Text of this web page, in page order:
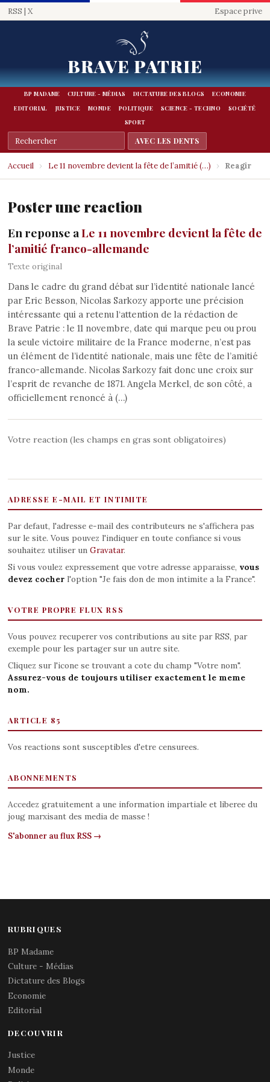
RSS | X Espace prive
BRAVE PATRIE
BP MADAME CULTURE - MÉDIAS DICTATURE DES BLOGS
ECONOMIE
EDITORIAL
JUSTICE MONDE POLITIQUE SCIENCE - TECHNO
SOCIÉTÉ
SPORT
Accueil › Le 11 novembre devient la fête de l’amitié (…) › Reagir
Poster une reaction
En reponse aLe 11 novembre devient la fête de
l’amitié franco-allemande
Texte original
Dans le cadre du grand débat sur l’identité nationale lancé
par Eric Besson, Nicolas Sarkozy apporte une précision
intéressante qui a retenu l‘attention de la rédaction de
Brave Patrie : le 11 novembre, date qui marque peu ou prou
la seule victoire militaire de la France moderne, n’est pas
un élément de l’identité nationale, mais une fête de l’amitié
franco-allemande. Nicolas Sarkozy fait donc une croix sur
l’esprit de revanche de 1871. Angela Merkel, de son côté, a
officiellement renoncé à (…)
Votre reaction (les champs en gras sont obligatoires)
ADRESSE E-MAIL ET INTIMITE
Par defaut, l'adresse e-mail des contributeurs ne s'affichera pas
sur le site. Vous pouvez l'indiquer en toute confiance si vous
souhaitez utiliser un Gravatar.
Si vous voulez expressement que votre adresse apparaisse, vous
devez cocherl'option "Je fais don de mon intimite a la France".
VOTRE PROPRE FLUX RSS
Vous pouvez recuperer vos contributions au site par RSS, par
exemple pour les partager sur un autre site.
Cliquez sur l'icone se trouvant a cote du champ "Votre nom".
Assurez-vous de toujours utiliser exactement le meme
nom.
ARTICLE 85
Vos reactions sont susceptibles d'etre censurees.
ABONNEMENTS
Accedez gratuitement a une information impartiale et liberee du
joug marxisant des media de masse !
S'abonner au flux RSS →
RUBRIQUES
BP Madame
Culture - Médias
Dictature des Blogs
Economie
Editorial
DECOUVRIR
Justice
Monde